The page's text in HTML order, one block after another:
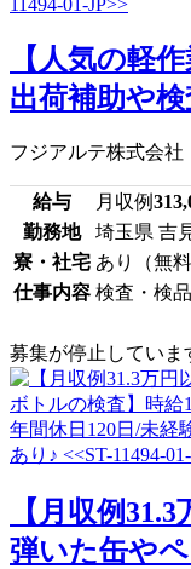
【人気の軽
出荷補助や
フジアルテ株式会社
給与 月収例
勤務地
埼玉県 吉
寮・社宅 あり（無料
仕事内容 検査・検
募集が停止していま
【月収例
弾いた缶や